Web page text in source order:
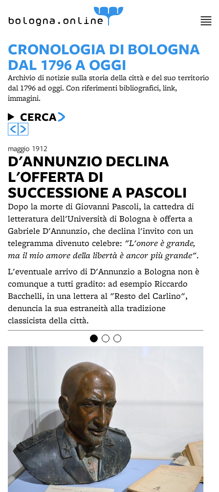
bologna.online
CRONOLOGIA DI BOLOGNA
DAL 1796 A OGGI
Archivio di notizie sulla storia della città e del suo territorio
dal 1796 ad oggi. Con riferimenti bibliografici, link,
immagini.
CERCA
maggio 1912
D'ANNUNZIO DECLINA
L'OFFERTA DI
SUCCESSIONE A PASCOLI
Dopo la morte di Giovanni Pascoli, la cattedra di
letteratura dell'Università di Bologna è offerta a
Gabriele D'Annunzio, che declina l'invito con un
telegramma divenuto celebre: "L'onore è grande,
ma il mio amore della libertà è ancor più grande".
L'eventuale arrivo di D'Annunzio a Bologna non è
comunque a tutti gradito: ad esempio Riccardo
Bacchelli, in una lettera al "Resto del Carlino",
denuncia la sua estraneità alla tradizione
classicista della città.